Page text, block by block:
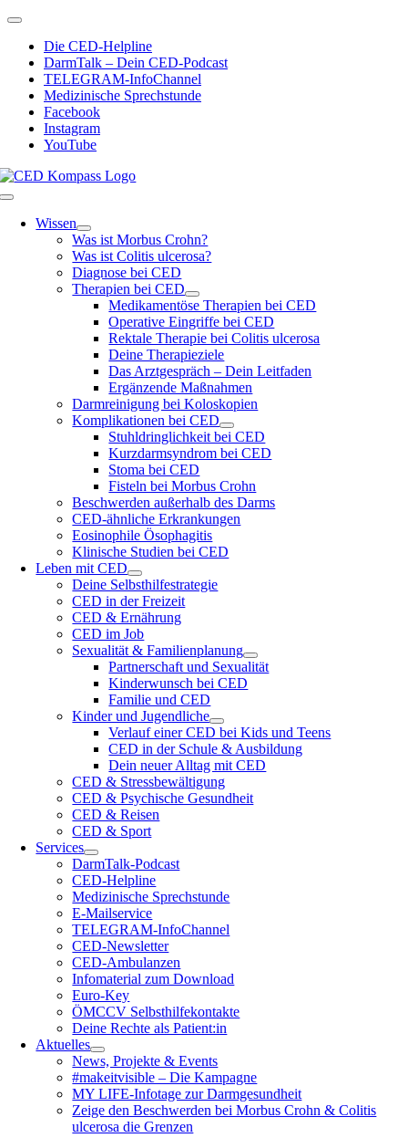
Zum
springen
Toggle
NavigationDie CED-Helpline
DarmTalk – Dein CED-Podcast
TELEGRAM-InfoChannel
Medizinische Sprechstunde
Facebook
Instagram
YouTube
Toggle
NavigationWissen
Was ist Morbus Crohn?
Was ist Colitis ulcerosa?
Diagnose bei CED
Therapien bei CED
Medikamentöse Therapien bei CED
Operative Eingriffe bei CED
Rektale Therapie bei Colitis ulcerosa
Deine Therapieziele
Das Arztgespräch – Dein Leitfaden
Ergänzende Maßnahmen
Darmreinigung bei Koloskopien
Komplikationen bei CED
Stuhldringlichkeit bei CED
Kurzdarmsyndrom bei CED
Stoma bei CED
Fisteln bei Morbus Crohn
Beschwerden außerhalb des Darms
CED-ähnliche Erkrankungen
Eosinophile Ösophagitis
Klinische Studien bei CED
Leben mit CED
Deine Selbsthilfestrategie
CED in der Freizeit
CED & Ernährung
CED im Job
Sexualität & Familienplanung
Partnerschaft und Sexualität
Kinderwunsch bei CED
Familie und CED
Kinder und Jugendliche
Verlauf einer CED bei Kids und Teens
CED in der Schule & Ausbildung
Dein neuer Alltag mit CED
CED & Stressbewältigung
CED & Psychische Gesundheit
CED & Reisen
CED & Sport
Services
DarmTalk-Podcast
CED-Helpline
Medizinische Sprechstunde
E-Mailservice
TELEGRAM-InfoChannel
CED-Newsletter
CED-Ambulanzen
Infomaterial zum Download
Euro-Key
ÖMCCV Selbsthilfekontakte
Deine Rechte als Patient:in
Aktuelles
News, Projekte & Events
#makeitvisible – Die Kampagne
MY LIFE-Infotage zur Darmgesundheit
Zeige den Beschwerden bei Morbus Crohn & Colitis
ulcerosa die Grenzen